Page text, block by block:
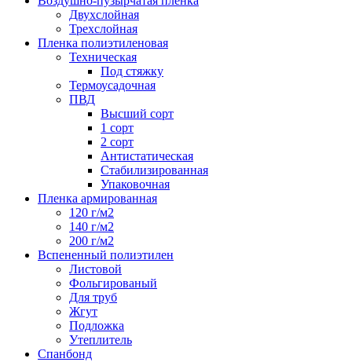
Двухслойная
Трехслойная
Пленка полиэтиленовая
Техническая
Под стяжку
Термоусадочная
ПВД
Высший сорт
1 сорт
2 сорт
Антистатическая
Стабилизированная
Упаковочная
Пленка армированная
120 г/м2
140 г/м2
200 г/м2
Вспененный полиэтилен
Листовой
Фольгированый
Для труб
Жгут
Подложка
Утеплитель
Спанбонд